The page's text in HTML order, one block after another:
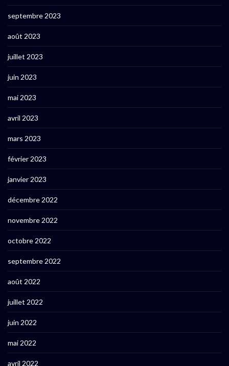
septembre 2023
août 2023
juillet 2023
juin 2023
mai 2023
avril 2023
mars 2023
février 2023
janvier 2023
décembre 2022
novembre 2022
octobre 2022
septembre 2022
août 2022
juillet 2022
juin 2022
mai 2022
avril 2022